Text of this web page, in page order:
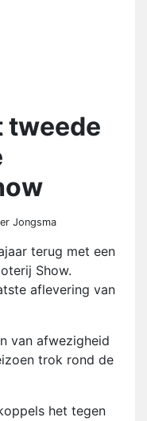
tweede
Jongsma
terug met een
Show.
aflevering van
van afwezigheid
trok rond de
het tegen